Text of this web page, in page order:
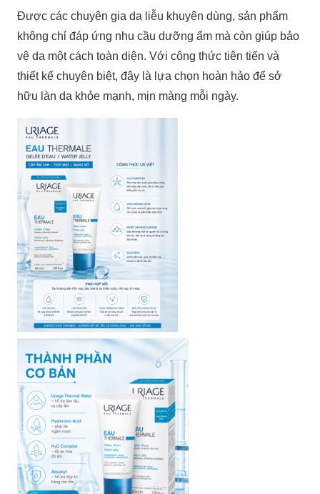
Được các chuyên gia da liễu khuyên dùng, sản phẩm
không chỉ đáp ứng nhu cầu dưỡng ẩm mà còn giúp bảo
vệ da một cách toàn diện. Với công thức tiên tiến và
thiết kế chuyên biệt, đây là lựa chọn hoàn hảo để sở
hữu làn da khỏe mạnh, mịn màng mỗi ngày.